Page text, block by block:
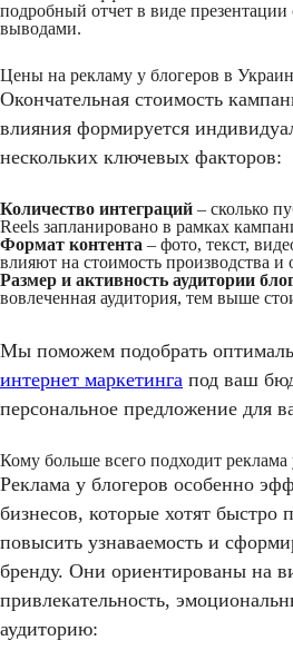
подробный отчет в виде презентации
выводами.
Цены на рекламу у блогеров в
Окончательная стоимость
влияния формируется
нескольких ключевых факторов:
Количество интеграций – сколько
Reels запланировано в рамках
Формат контента – фото, текст,
влияют на стоимость производства и
Размер и активность аудитории
вовлеченная аудитория, тем выше
Мы поможем подобрать
интернет маркетинга под ваш
персональное предложение для
Кому больше всего подходит реклама
Реклама у блогеров особенно
бизнесов, которые хотят быстро
повысить узнаваемость и
бренду. Они ориентированы на
привлекательность,
аудиторию: